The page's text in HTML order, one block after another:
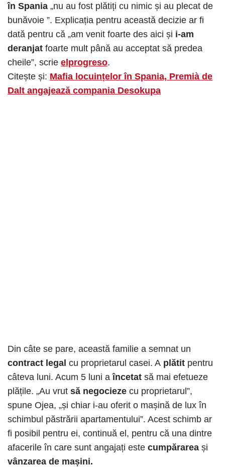
în Spania „nu au fost plătiți cu nimic și au plecat de
bunăvoie ”. Explicația pentru această decizie ar fi
dată pentru că „am venit foarte des aici și i-am
deranjat foarte mult până au acceptat să predea
cheile”, scrie elprogreso.
Citește și: Mafia locuințelor în Spania, Premià de
Dalt angajează compania Desokupa
Din câte se pare, această familie a semnat un
contract legal cu proprietarul casei. A plătit pentru
câteva luni. Acum 5 luni a încetat să mai efetueze
plățile. „Au vrut să negocieze cu proprietarul”,
spune Ojea, „și chiar i-au oferit o mașină de lux în
schimbul păstrării apartamentului”. Acest schimb ar
fi posibil pentru ei, continuă el, pentru că una dintre
afacerile în care sunt angajați este cumpărarea și
vânzarea de mașini.